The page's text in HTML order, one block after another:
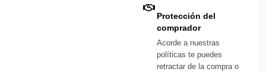
Protección del
comprador
Acorde a nuestras
políticas te puedes
retractar de la compra o